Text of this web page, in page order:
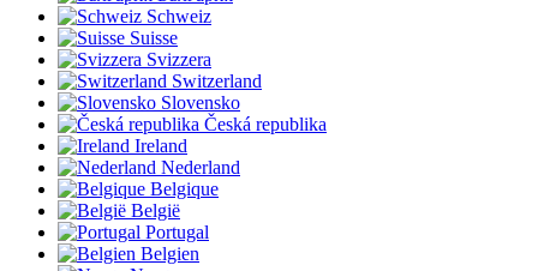
Schweiz
Suisse
Svizzera
Switzerland
Slovensko
Česká republika
Ireland
Nederland
Belgique
België
Portugal
Belgien